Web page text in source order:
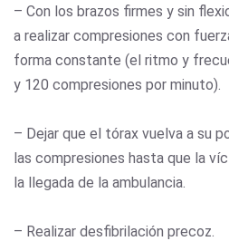
– Con los brazos firmes y sin
a realizar compresiones con
forma constante (el ritmo y
y 120 compresiones por minuto).
– Dejar que el tórax vuelva a su
las compresiones hasta que la
la llegada de la ambulancia.
– Realizar desfibrilación precoz.